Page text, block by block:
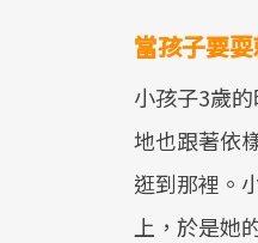
當孩子要
小孩子3歲
地也跟著依
逛到那裡。
上，於是她